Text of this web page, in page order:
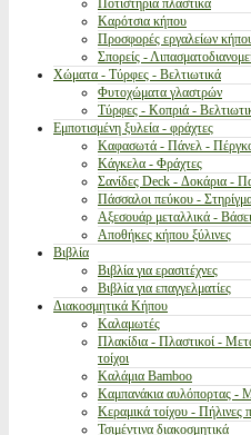
Ποτιστήρια πλαστικά
Καρότσια κήπου
Προσφορές εργαλείων
Σπορείς -
Χώματα - Τύρφες - Βελτιωτικά
Φυτοχώματα γλαστρών
Τύρφες - Κοπριά -
Εμποτισμένη ξυλεία - φράχτες
Καφασωτά - Πάνελ -
Κάγκελα - Φράχτες
Σανίδες Deck - Δοκάρια -
Πάσσαλοι πεύκου -
Αξεσουάρ μεταλλικά -
Αποθήκες κήπου ξύλινες
Βιβλία
Βιβλία για ερασιτέχνες
Βιβλία για επαγγελματίες
Διακοσμητικά Κήπου
Καλαμωτές
Πλακίδια - Πλαστικοί -
τοίχοι
Καλάμια Bamboo
Καμπανάκια αυλόπορτας -
Κεραμικά τοίχου - Πήλινες
Τσιμέντινα διακοσμητικά